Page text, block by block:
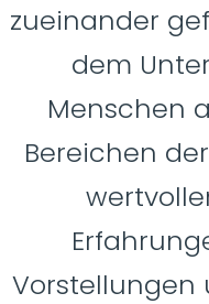
zueinander
dem
Menschen
Bereichen
Vorstellungen